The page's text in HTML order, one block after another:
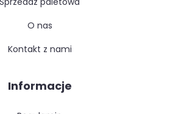
o nas
kontakt z nami
Informacje